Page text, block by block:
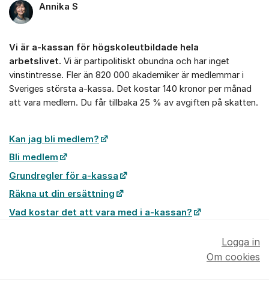
Annika S
Vi är a-kassan för högskoleutbildade hela
arbetslivet. Vi är partipolitiskt obundna och har inget
vinstintresse. Fler än 820 000 akademiker är medlemmar i
Sveriges största a-kassa. Det kostar 140 kronor per månad
att vara medlem. Du får tillbaka 25 % av avgiften på skatten.
Kan jag bli medlem?
Bli medlem
Grundregler för a-kassa
Räkna ut din ersättning
Vad kostar det att vara med i a-kassan?
Logga in
Om cookies